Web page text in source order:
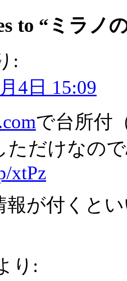
to “ミラノ
:
4日 15:09
で台所付
ただけなの
xtPz
報が付くと
り: